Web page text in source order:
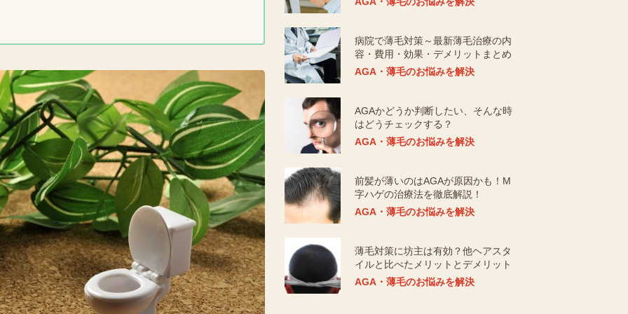
病院で薄毛対策～最新薄毛治療の内
容・費用・効果・デメリットまとめ
AGA・薄毛のお悩みを解決
AGAかどうか判断したい、そんな時
はどうチェックする？
AGA・薄毛のお悩みを解決
前髪が薄いのはAGAが原因かも！M
字ハゲの治療法を徹底解説！
AGA・薄毛のお悩みを解決
薄毛対策に坊主は有効？他ヘアスタ
イルと比べたメリットとデメリット
AGA・薄毛のお悩みを解決